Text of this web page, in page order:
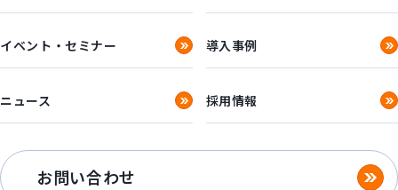
イベント・セミナー 導入事例
ニュース 採用情報
お問い合わせ